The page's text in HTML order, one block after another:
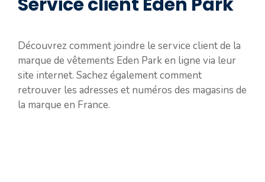
Service client Eden Park
Découvrez comment joindre le service client de la
marque de vêtements Eden Park en ligne via leur
site internet. Sachez également comment
retrouver les adresses et numéros des magasins de
la marque en France.